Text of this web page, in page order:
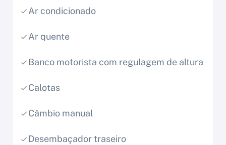
Ar condicionado
Ar quente
Banco motorista com regulagem de altura
Calotas
Câmbio manual
Desembaçador traseiro